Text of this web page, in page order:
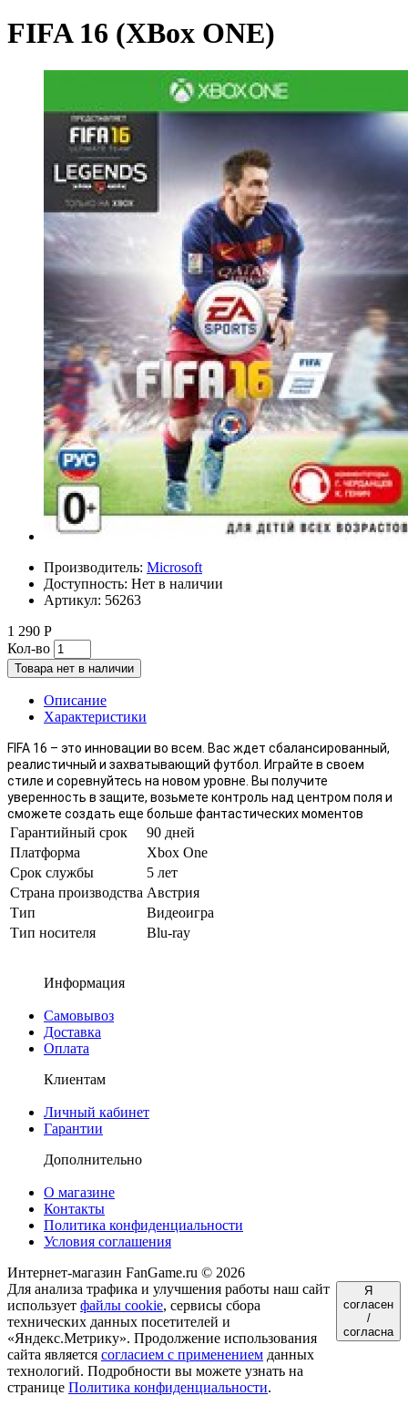
FIFA 16 (XBox ONE)
Производитель: Microsoft
Доступность: Нет в наличии
Артикул: 56263
1 290 Р
Кол-во
Товара нет в наличии
Описание
Характеристики
FIFA 16 – это инновации во всем. Вас ждет сбалансированный,
реалистичный и захватывающий футбол. Играйте в своем
стиле и соревнуйтесь на новом уровне. Вы получите
уверенность в защите, возьмете контроль над центром поля и
сможете создать еще больше фантастических моментов
Гарантийный срок
90 дней
Платформа
Xbox One
Срок службы
5 лет
Страна производства Австрия
Тип
Видеоигра
Тип носителя
Blu-ray
Информация
Самовывоз
Доставка
Оплата
Клиентам
Личный кабинет
Гарантии
Дополнительно
О магазине
Контакты
Политика конфиденциальности
Условия соглашения
Интернет-магазин FanGame.ru © 2026
Для анализа трафика и улучшения работы наш сайт
использует файлы cookie, сервисы сбора
технических данных посетителей и
«Яндекс.Метрику». Продолжение использования
сайта является согласием с применением данных
технологий. Подробности вы можете узнать на
странице Политика конфиденциальности.
Я
согласен
/
согласна